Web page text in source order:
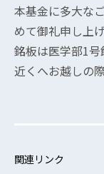
本基金に多大な
めて御礼申し上げ
銘板は医学部1
近くへお越しの
関連リンク